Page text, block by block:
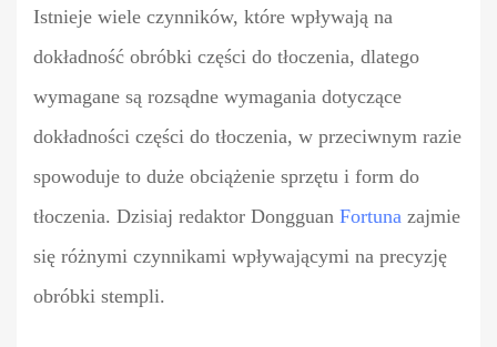
Istnieje wiele czynników, które wpływają na
dokładność obróbki części do tłoczenia, dlatego
wymagane są rozsądne wymagania dotyczące
dokładności części do tłoczenia, w przeciwnym razie
spowoduje to duże obciążenie sprzętu i form do
tłoczenia. Dzisiaj redaktor Dongguan Fortuna zajmie
się różnymi czynnikami wpływającymi na precyzję
obróbki stempli.